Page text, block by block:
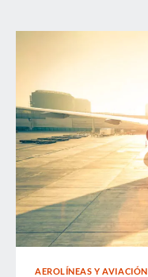
AEROLÍNEAS Y AVIACIÓN